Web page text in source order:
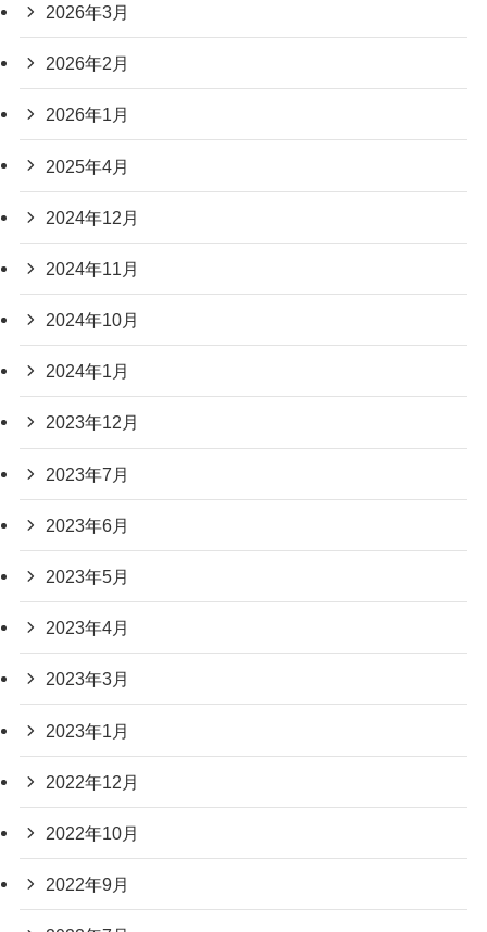
2026年3月
2026年2月
2026年1月
2025年4月
2024年12月
2024年11月
2024年10月
2024年1月
2023年12月
2023年7月
2023年6月
2023年5月
2023年4月
2023年3月
2023年1月
2022年12月
2022年10月
2022年9月